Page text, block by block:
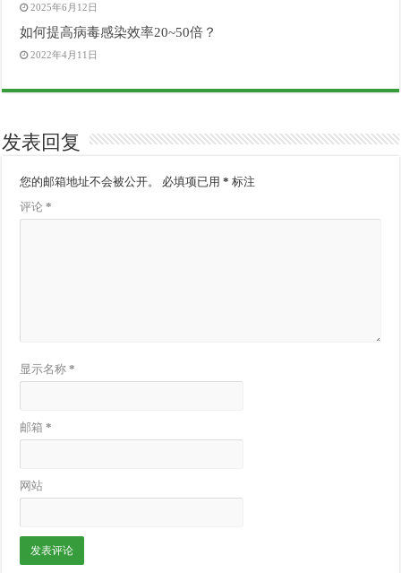
2025年6月12日
如何提高病毒感染效率20~50倍？
2022年4月11日
发表回复
您的邮箱地址不会被公开。 必填项已用* 标注
评论*
显示名称*
邮箱*
网站